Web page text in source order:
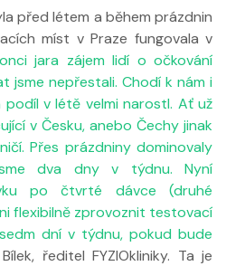
před létem a během prázdnin
míst v Praze fungovala v
jara zájem lidí o očkování
jsme nepřestali. Chodí k nám i
v létě velmi narostl. Ať už
v Česku, anebo Čechy jinak
Přes prázdniny dominovaly
dva dny v týdnu. Nyní
po čtvrté dávce (druhé
flexibilně zprovoznit testovací
dní v týdnu, pokud bude
ředitel FYZIOkliniky. Ta je